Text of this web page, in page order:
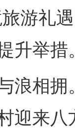
游礼
升举措
相拥
迎来